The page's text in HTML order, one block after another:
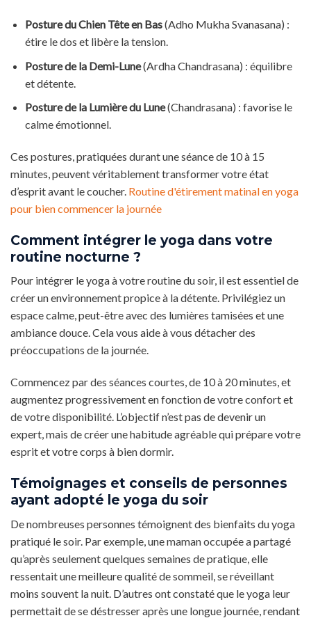
Posture du Chien Tête en Bas(Adho Mukha Svanasana) :
étire le dos et libère la tension.
Posture de la Demi-Lune(Ardha Chandrasana) : équilibre
et détente.
Posture de la Lumière du Lune(Chandrasana) : favorise le
calme émotionnel.
Ces postures, pratiquées durant une séance de 10 à 15
minutes, peuvent véritablement transformer votre état
d’esprit avant le coucher. Routine d'étirement matinal en yoga
pour bien commencer la journée
Comment intégrer le yoga dans votre
routine nocturne ?
Pour intégrer le yoga à votre routine du soir, il est essentiel de
créer un environnement propice à la détente. Privilégiez un
espace calme, peut-être avec des lumières tamisées et une
ambiance douce. Cela vous aide à vous détacher des
préoccupations de la journée.
Commencez par des séances courtes, de 10 à 20 minutes, et
augmentez progressivement en fonction de votre confort et
de votre disponibilité. L’objectif n’est pas de devenir un
expert, mais de créer une habitude agréable qui prépare votre
esprit et votre corps à bien dormir.
Témoignages et conseils de personnes
ayant adopté le yoga du soir
De nombreuses personnes témoignent des bienfaits du yoga
pratiqué le soir. Par exemple, une maman occupée a partagé
qu’après seulement quelques semaines de pratique, elle
ressentait une meilleure qualité de sommeil, se réveillant
moins souvent la nuit. D’autres ont constaté que le yoga leur
permettait de se déstresser après une longue journée, rendant